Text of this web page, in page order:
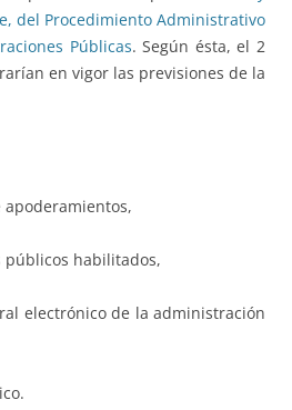
del Procedimiento Administrativo
Públicas. Según ésta, el 2
en vigor las previsiones de la
públicos habilitados,
electrónico de la administración